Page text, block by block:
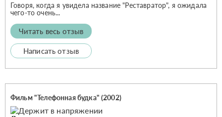
Говоря, когда я увидела название "Реставратор", я ожидала
чего-то очень...
Читать весь отзыв
Написать отзыв
Фильм "Телефонная будка" (2002)